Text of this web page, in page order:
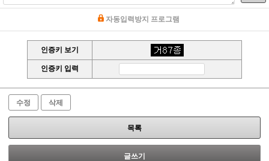
자동입력방지 프로그램
인증키 보기
인증키 입력
수정 삭제
목록
글쓰기